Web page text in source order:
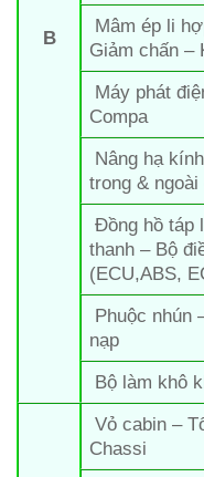
B
Mâm ép li
Giảm chấn –
Máy phát
Compa
Nâng hạ
trong &
Đồng hồ táp
thanh – Bộ
(ECU,ABS,
Phuộc nhún
nạp
Bộ làm khô
Vỏ cabin –
Chassi